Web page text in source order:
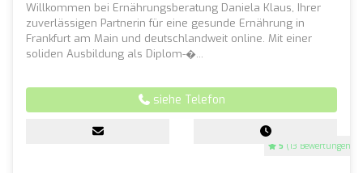
5 (13 Bewertungen)
Willkommen bei Ernährungsberatung Daniela Klaus, Ihrer
zuverlässigen Partnerin für eine gesunde Ernährung in
Frankfurt am Main und deutschlandweit online. Mit einer
soliden Ausbildung als Diplom-�...
siehe Telefon